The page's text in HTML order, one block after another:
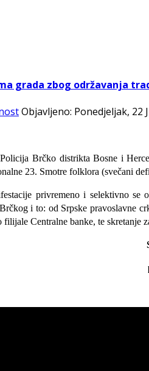
grada zbog održavanja
Objavljeno: Ponedjeljak, 22
Brčko distrikta Bosne i
23. Smotre folklora (svečani
privremeno i selektivno
i to: od Srpske pravoslavne
Centralne banke, te skretanje